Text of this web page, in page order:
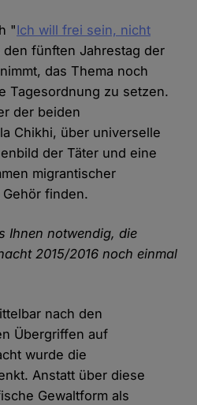
"Ich will frei sein, nicht
fünften Jahrestag der
das Thema noch
Tagesordnung zu setzen.
der beiden
Chikhi, über universelle
der Täter und eine
migrantischer
finden.
Ihnen notwendig, die
2015/2016 noch einmal
nach den
Übergriffen auf
wurde die
Anstatt über diese
Gewaltform als